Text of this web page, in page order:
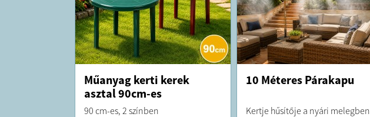
Műanyag kerti kerek
asztal 90cm-es
90 cm-es, 2 színben
10 Méteres Párakapu
Kertje hűsítője a nyári melegben